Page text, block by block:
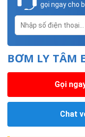
gọi ngay cho
BƠM LY TÂM
Gọi
Chat